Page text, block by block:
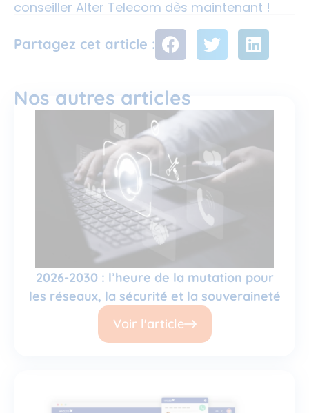
conseiller Alter Telecom dès maintenant !
Partagez cet article :
Nos autres articles
2026-2030 : l’heure de la mutation pour
les réseaux, la sécurité et la souveraineté
Voir l'article